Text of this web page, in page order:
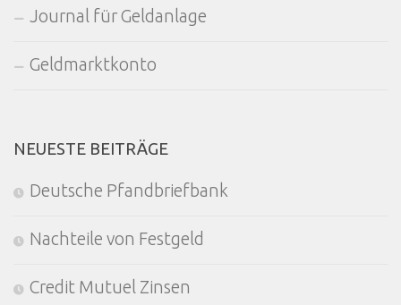
Journal für Geldanlage
Geldmarktkonto
NEUESTE BEITRÄGE
Deutsche Pfandbriefbank
Nachteile von Festgeld
Credit Mutuel Zinsen